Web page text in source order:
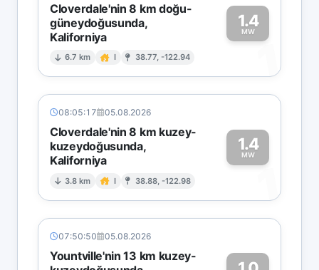
Cloverdale'nin 8 km doğu-
güneydoğusunda,
Kaliforniya
6.7 km I 38.77, -122.94
1.4
MW
1
08:05:17 05.08.2026
Cloverdale'nin 8 km kuzey-
kuzeydoğusunda,
Kaliforniya
3.8 km I 38.88, -122.98
1.4
MW
1
07:50:50 05.08.2026
Yountville'nin 13 km kuzey-